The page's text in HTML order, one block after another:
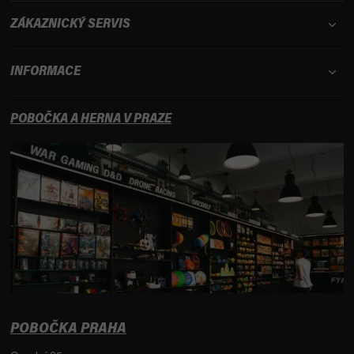
ZÁKAZNICKÝ SERVIS
INFORMACE
POBOČKA A HERNA V PRAZE
POBOČKA PRAHA